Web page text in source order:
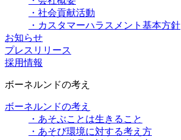
・社会貢献活動
・カスタマーハラスメント基本方針
お知らせ
プレスリリース
採用情報
ボーネルンドの考え
ボーネルンドの考え
・あそぶことは生きること
・あそび環境に対する考え方